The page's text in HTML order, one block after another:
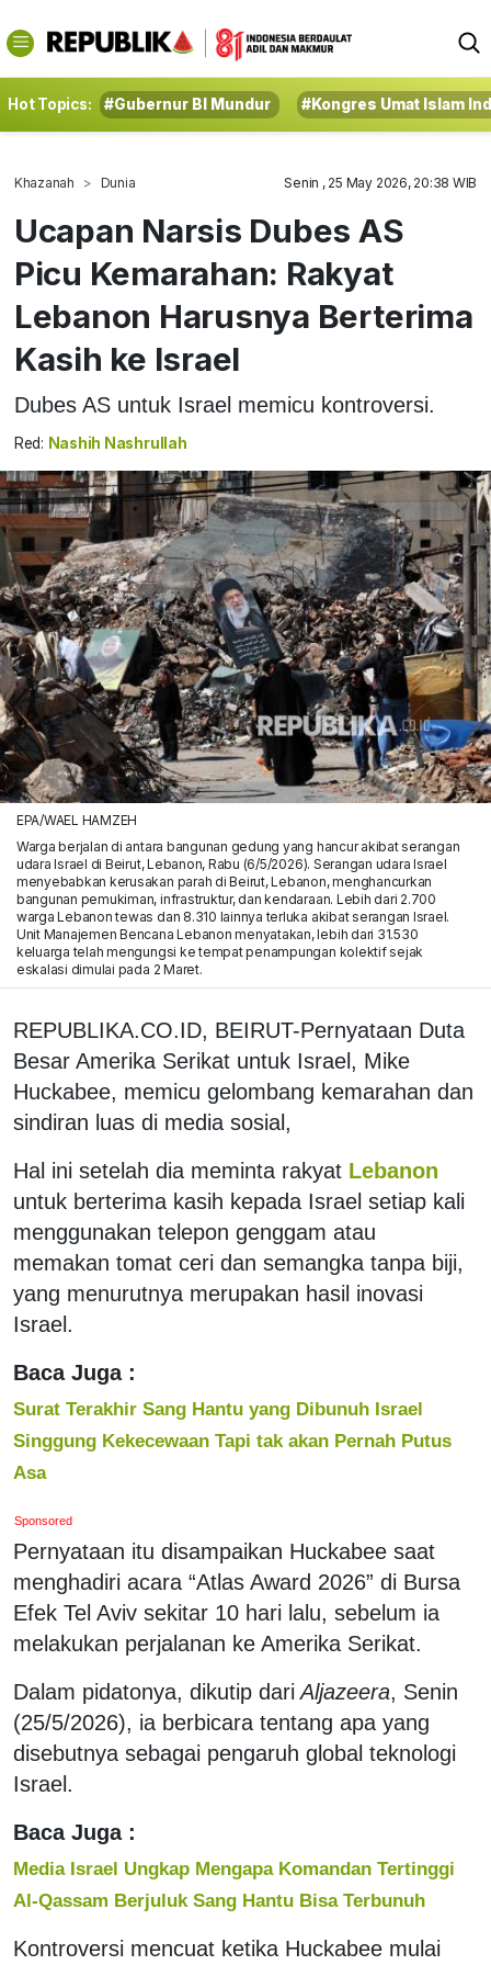
Hot Topics: #Gubernur BI Mundur #Kongres Umat Islam
Khazanah Dunia Senin , 25 May 2026, 20:38 WIB
Ucapan Narsis Dubes AS
Picu Kemarahan: Rakyat
Lebanon Harusnya Berterima
Kasih ke Israel
Dubes AS untuk Israel memicu kontroversi.
Red: Nashih Nashrullah
EPA/WAEL HAMZEH
Warga berjalan di antara bangunan gedung yang hancur akibat serangan
udara Israel di Beirut, Lebanon, Rabu (6/5/2026). Serangan udara Israel
menyebabkan kerusakan parah di Beirut, Lebanon, menghancurkan
bangunan pemukiman, infrastruktur, dan kendaraan. Lebih dari 2.700
warga Lebanon tewas dan 8.310 lainnya terluka akibat serangan Israel.
Unit Manajemen Bencana Lebanon menyatakan, lebih dari 31.530
keluarga telah mengungsi ke tempat penampungan kolektif sejak
eskalasi dimulai pada 2 Maret.
REPUBLIKA.CO.ID, BEIRUT-Pernyataan Duta
Besar Amerika Serikat untuk Israel, Mike
Huckabee, memicu gelombang kemarahan dan
sindiran luas di media sosial,
Hal ini setelah dia meminta rakyat Lebanon
untuk berterima kasih kepada Israel setiap kali
menggunakan telepon genggam atau
memakan tomat ceri dan semangka tanpa biji,
yang menurutnya merupakan hasil inovasi
Israel.
Baca Juga :
Surat Terakhir Sang Hantu yang Dibunuh Israel
Singgung Kekecewaan Tapi tak akan Pernah Putus
Asa
Sponsored
Pernyataan itu disampaikan Huckabee saat
menghadiri acara “Atlas Award 2026” di Bursa
Efek Tel Aviv sekitar 10 hari lalu, sebelum ia
melakukan perjalanan ke Amerika Serikat.
Dalam pidatonya, dikutip dari Aljazeera, Senin
(25/5/2026), ia berbicara tentang apa yang
disebutnya sebagai pengaruh global teknologi
Israel.
Baca Juga :
Media Israel Ungkap Mengapa Komandan Tertinggi
Al-Qassam Berjuluk Sang Hantu Bisa Terbunuh
Kontroversi mencuat ketika Huckabee mulai